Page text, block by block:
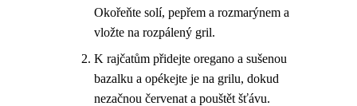
Okořeňte solí, pepřem a rozmarýnem a
vložte na rozpálený gril.
K rajčatům přidejte oregano a sušenou
bazalku a opékejte je na grilu, dokud
nezačnou červenat a pouštět šťávu.